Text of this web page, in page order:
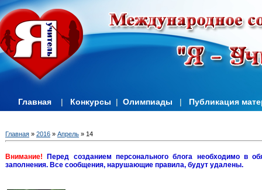
Главная | Конкурсы | Олимпиады | Публикация
Главная » 2016 » Апрель » 14
Внимание!Перед созданием персонального блога необходимо в
заполнения. Все сообщения, нарушающие правила, будут удалены.